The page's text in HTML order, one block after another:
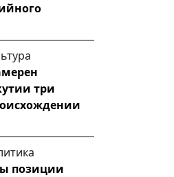
три
позиции